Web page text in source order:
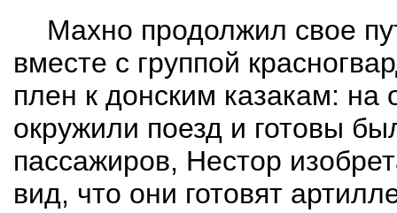
Махно продолжил свое
вместе с группой
плен к донским казакам: на
окружили поезд и готовы
пассажиров, Нестор
вид, что они готовят